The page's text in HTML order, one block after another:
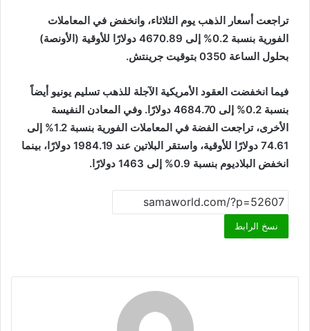
تراجعت أسعار الذهب يوم الثلاثاء، وانخفض في المعاملات
الفورية بنسبة 0.2% إلى 4670.89 دولارًا للأوقية (الأونصة)
بحلول الساعة 0350 بتوقيت جرينتش.
فيما انخفضت العقود الأمريكية الآجلة للذهب تسليم يونيو أيضاً
بنسبة 0.2% إلى 4684.70 دولارًا. وفي المعادن النفيسة
الأخرى، تراجعت الفضة في المعاملات الفورية بنسبة 1.2% إلى
74.61 دولارًا للأوقية، واستقر البلاتين عند 1984.19 دولارًا، بينما
انخفض البلاديوم بنسبة 0.9% إلى 1463 دولارًا.
نسخ الرابط